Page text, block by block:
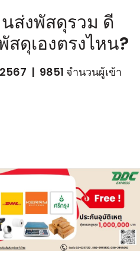
ส่งพัสดุรวม ดี
ดุเองตรงไหน?
| 9851 จำนวนผู้เข้า